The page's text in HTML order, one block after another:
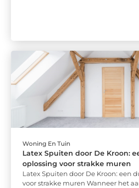
Woning En Tuin
Latex Spuiten door De Kroon:
oplossing voor strakke muren
Latex Spuiten door De Kroon: een
voor strakke muren Wanneer het